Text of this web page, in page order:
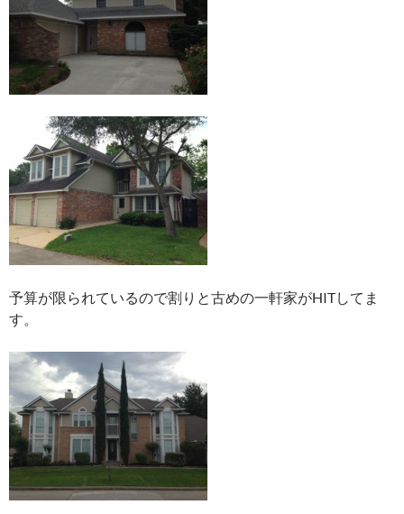
予算が限られているので割りと古めの一軒家がHITしてま
す。